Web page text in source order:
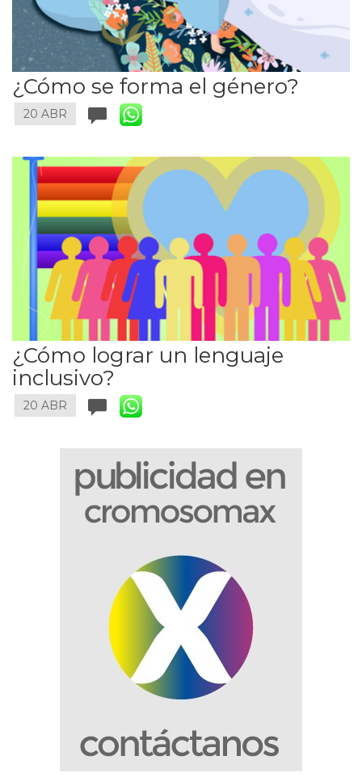
¿Cómo se forma el género?
20 ABR
¿Cómo lograr un lenguaje
inclusivo?
20 ABR